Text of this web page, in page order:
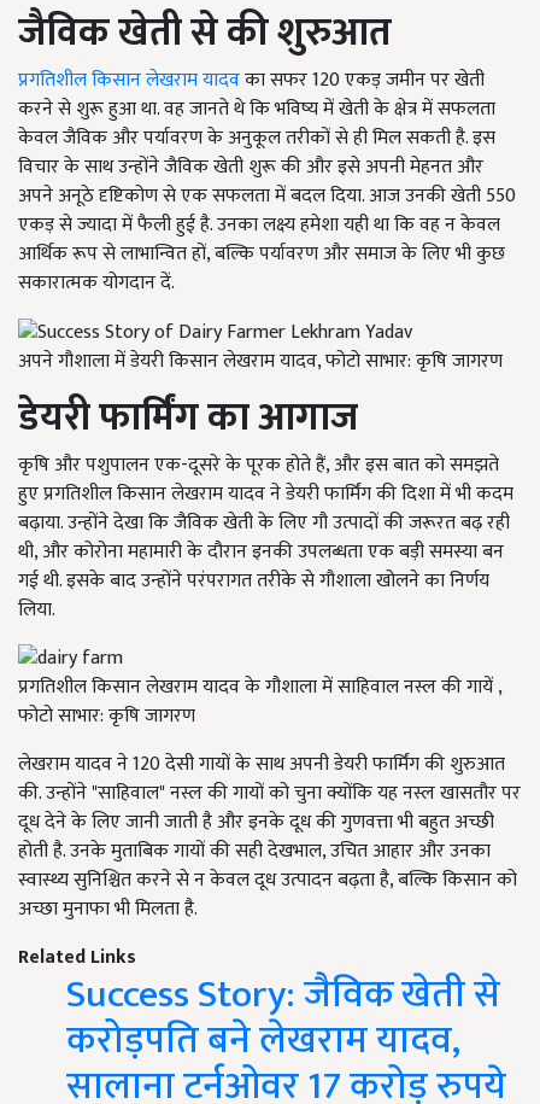
जैविक खेती से की शुरुआत
प्रगतिशील किसान लेखराम यादवका सफर 120 एकड़ जमीन पर खेती
करने से शुरू हुआ था. वह जानते थे कि भविष्य में खेती के क्षेत्र में सफलता
केवल जैविक और पर्यावरण के अनुकूल तरीकों से ही मिल सकती है. इस
विचार के साथ उन्होंने जैविक खेती शुरू की और इसे अपनी मेहनत और
अपने अनूठे दृष्टिकोण से एक सफलता में बदल दिया. आज उनकी खेती 550
एकड़ से ज्यादा में फैली हुई है. उनका लक्ष्य हमेशा यही था कि वह न केवल
आर्थिक रूप से लाभान्वित हों, बल्कि पर्यावरण और समाज के लिए भी कुछ
सकारात्मक योगदान दें.
अपने गौशाला में डेयरी किसान लेखराम यादव, फोटो साभार: कृषि जागरण
डेयरी फार्मिंग का आगाज
कृषि और पशुपालन एक-दूसरे के पूरक होते हैं, और इस बात को समझते
हुए प्रगतिशील किसान लेखराम यादव ने डेयरी फार्मिंग की दिशा में भी कदम
बढ़ाया. उन्होंने देखा कि जैविक खेती के लिए गौ उत्पादों की जरूरत बढ़ रही
थी, और कोरोना महामारी के दौरान इनकी उपलब्धता एक बड़ी समस्या बन
गई थी. इसके बाद उन्होंने परंपरागत तरीके से गौशाला खोलने का निर्णय
लिया.
प्रगतिशील किसान लेखराम यादव के गौशाला में साहिवाल नस्ल की गायें ,
फोटो साभार: कृषि जागरण
लेखराम यादव ने 120 देसी गायों के साथ अपनी डेयरी फार्मिंग की शुरुआत
की. उन्होंने "साहिवाल" नस्ल की गायों को चुना क्योंकि यह नस्ल खासतौर पर
दूध देने के लिए जानी जाती है और इनके दूध की गुणवत्ता भी बहुत अच्छी
होती है. उनके मुताबिक गायों की सही देखभाल, उचित आहार और उनका
स्वास्थ्य सुनिश्चित करने से न केवल दूध उत्पादन बढ़ता है, बल्कि किसान को
अच्छा मुनाफा भी मिलता है.
Related Links
Success Story: जैविक खेती से
करोड़पति बने लेखराम यादव,
सालाना टर्नओवर 17 करोड़ रुपये